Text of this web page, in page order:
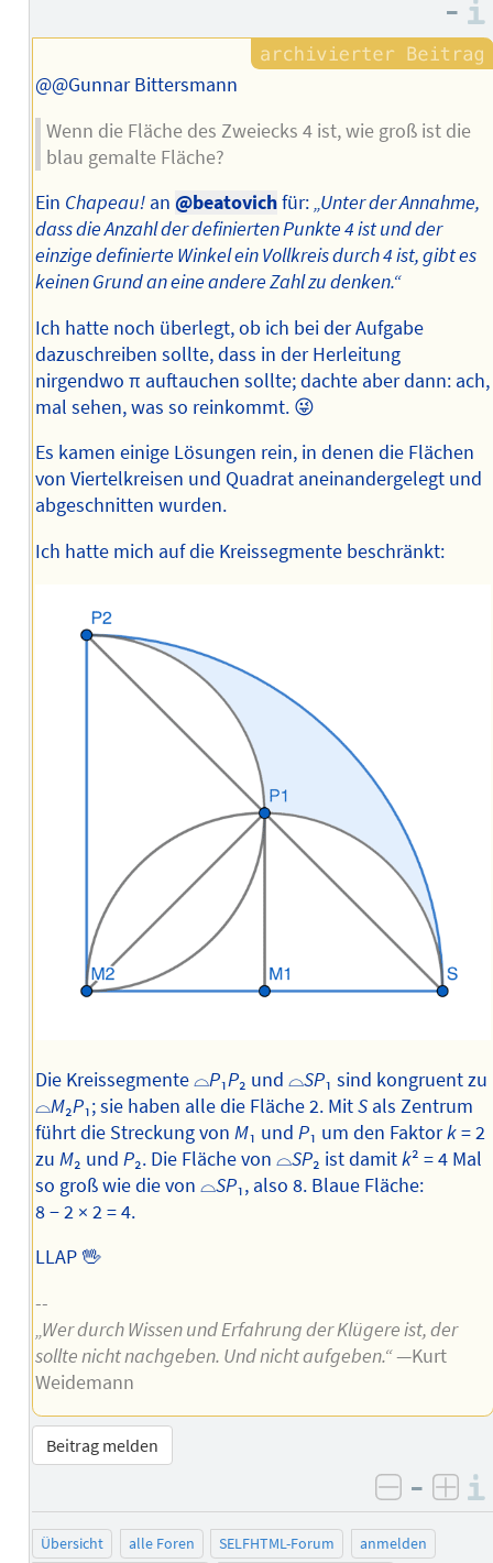
–
@@Gunnar Bittersmann
Wenn die Fläche des Zweiecks 4 ist, wie groß ist die
blau gemalte Fläche?
Ein Chapeau!an @beatovichfür:„Unter der Annahme,
dass die Anzahl der definierten Punkte 4 ist und der
einzige definierte Winkel ein Vollkreis durch 4 ist, gibt es
keinen Grund an eine andere Zahl zu denken.“
Ich hatte noch überlegt, ob ich bei der Aufgabe
dazuschreiben sollte, dass in der Herleitung
nirgendwo π auftauchen sollte; dachte aber dann: ach,
mal sehen, was so reinkommt. 😜
Es kamen einige Lösungen rein, in denen die Flächen
von Viertelkreisen und Quadrat aneinandergelegt und
abgeschnitten wurden.
Ich hatte mich auf die Kreissegmente beschränkt:
Die Kreissegmente ⌓P₁P₂ und ⌓SP₁ sind kongruent zu
⌓M₂P₁; sie haben alle die Fläche 2. MitSals Zentrum
führt die Streckung von M₁ und P₁ um den Faktork= 2
zu M₂ und P₂. Die Fläche von ⌓SP₂ ist damitk² = 4 Mal
so groß wie die von ⌓SP₁, also 8. Blaue Fläche:
8 − 2 × 2 = 4.
LLAP 🖖
--
„Wer durch Wissen und Erfahrung der Klügere ist, der
sollte nicht nachgeben. Und nicht aufgeben.“—Kurt
Weidemann
Beitrag melden
negativ
–
Übersicht alle Foren SELFHTML-Forum anmelden